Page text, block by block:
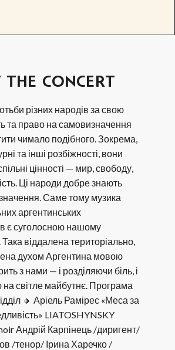
CONCERT
різних народів за свою
та право на самовизначення
чимало подібного. Зокрема,
та інші розбіжності, вони
цінності — мир, свободу,
Ці народи добре знають
значення. Саме тому музика
аргентинських
є суголосною нашому
віддалена територіально,
духом Аргентина мовою
з нами — і розділяючи біль, і
світле майбутнє. Програма
🔸 Аріель Рамірес «Меса за
LIATOSHYNSKY
Андрій Карпінець /диригент/
/тенор/ Ірина Харечко /